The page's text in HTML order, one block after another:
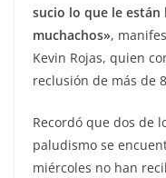
sucio lo que le
muchachos»,
Kevin Rojas, quien
reclusión de más de
Recordó que dos de
paludismo se
miércoles no han